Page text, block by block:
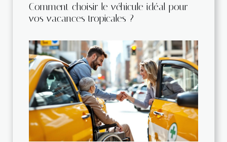
Comment choisir le véhicule idéal pour
vos vacances tropicales ?